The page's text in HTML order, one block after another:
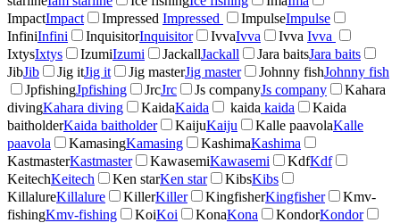
ImpactImpact Impressed Impressed ImpulseImpulse
InfiniInfini InquisitorInquisitor IvvaIvva Ivva Ivva
IxtysIxtys IzumiIzumi JackallJackall Jara baitsJara baits
JibJib Jig itJig it Jig masterJig master Johnny fishJohnny fish
JpfishingJpfishing JrcJrc Js companyJs company
Kahara
divingKahara diving KaidaKaida kaida kaida
Kaida
baitholderKaida baitholder KaijuKaiju Kalle paavolaKalle
paavola
KamasingKamasing KashimaKashima
KastmasterKastmaster KawasemiKawasemi KdfKdf
KeitechKeitech Ken starKen star KibsKibs
KillalureKillalure KillerKiller KingfisherKingfisher
Kmv-
fishingKmv-fishing KoiKoi KonaKona KondorKondor